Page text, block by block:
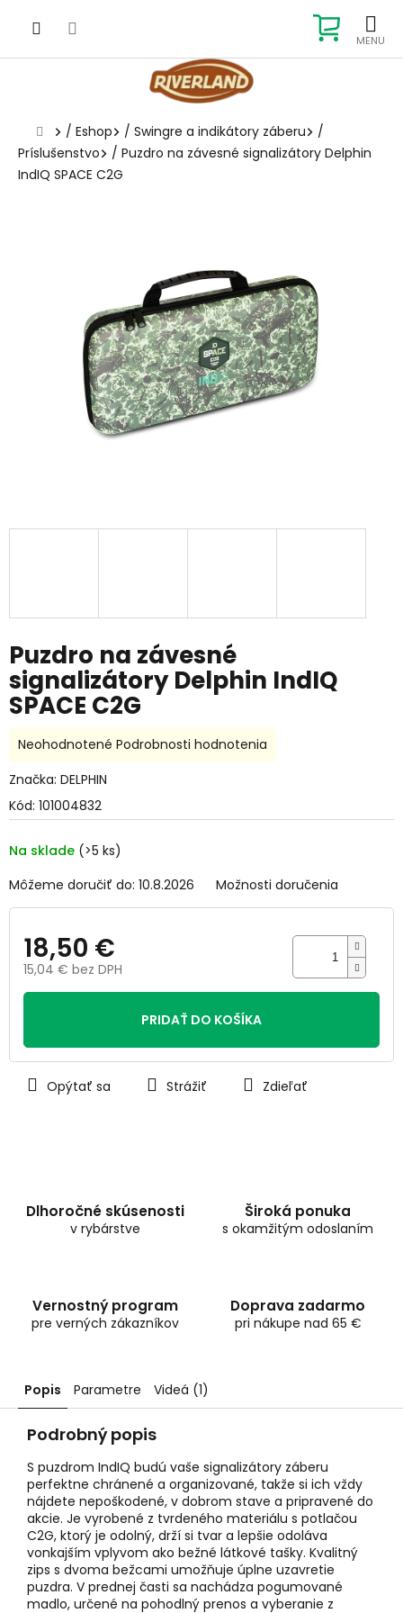
KOŠÍK
Domov
/ Eshop / Swingre a indikátory záberu
/
Príslušenstvo
/ Puzdro na závesné signalizátory Delphin
IndIQ SPACE C2G
Puzdro na závesné
signalizátory Delphin IndIQ
SPACE C2G
Kód: 101004832
Na sklade (>5 ks)
Môžeme doručiť do: 10.8.2026 Možnosti doručenia
18,50 €
15,04 € bez DPH
Jednotková
PRIDAŤ DO KOŠÍKA
Opýtať sa Strážiť Zdieľať
Priemerné
produktu
0,0
5
hviezdičiek.
Neohodnotené Podrobnosti hodnotenia
Značka: DELPHIN
Dlhoročné skúsenosti
v rybárstve
Široká ponuka
s okamžitým odoslaním
Vernostný program
pre verných zákazníkov
Doprava zadarmo
pri nákupe nad 65 €
Popis Parametre Videá (1)
Podrobný popis
S puzdrom IndIQ budú vaše signalizátory záberu
perfektne chránené a organizované, takže si ich vždy
nájdete nepoškodené, v dobrom stave a pripravené do
akcie. Je vyrobené z tvrdeného materiálu s potlačou
C2G, ktorý je odolný, drží si tvar a lepšie odoláva
vonkajším vplyvom ako bežné látkové tašky. Kvalitný
zips s dvoma bežcami umožňuje úplne uzavretie
puzdra. V prednej časti sa nachádza pogumované
madlo, určené na pohodlný prenos a vyberanie z